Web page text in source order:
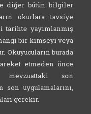
diğer bütün bilgiler
okurlara tavsiye
yayımlanmış
bir kimseyi veya
Okuyucuların burada
etmeden önce
son
uygulamalarını,
gerekir.